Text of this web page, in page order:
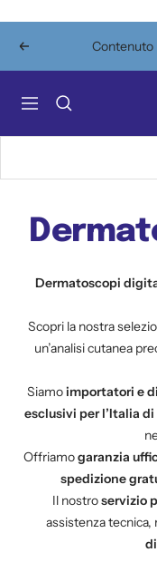
contenuto
Precedente Contenuto
Navigazione
Dermatoscopi
Scopri la nostra
un’analisi cutanea
Siamoimportatori e
esclusivi per l’Italia
Offriamogaranzia
spedizione
Il nostroservizio
assistenza tecnica,